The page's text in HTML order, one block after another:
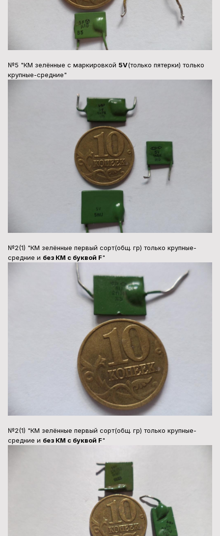
№5 "КМ зелённые с маркировкой 5V(только пятерки) только
крупные-средние"
№2(1) "КМ зелённые первый сорт(общ. гр) только крупные-
средние и без КМ с буквой F"
№2(1) "КМ зелённые первый сорт(общ. гр) только крупные-
средние и без КМ с буквой F"